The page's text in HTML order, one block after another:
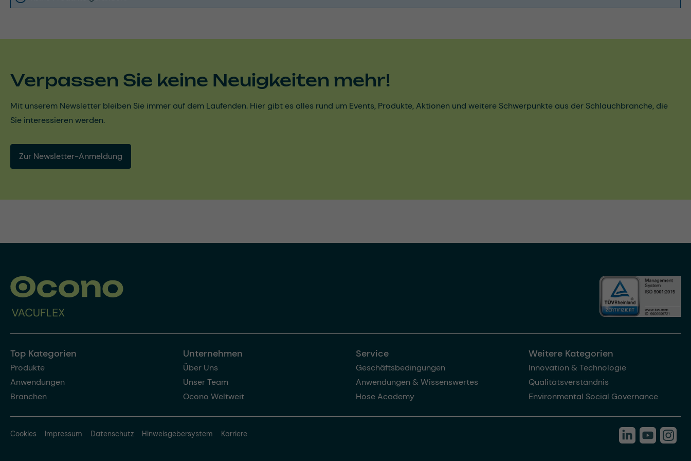
Verpassen Sie keine Neuigkeiten mehr!
Mit unserem Newsletter bleiben Sie immer auf dem Laufenden. Hier gibt es alles rund um Events, Produkte, Aktionen und weitere Schwerpunkte aus der Schlauchbranche, die
Sie interessieren werden.
Zur Newsletter-Anmeldung
Top Kategorien
Produkte
Anwendungen
Branchen
Unternehmen
Über Uns
Unser Team
Ocono Weltweit
Service
Geschäftsbedingungen
Anwendungen & Wissenswertes
Hose Academy
Weitere Kategorien
Innovation & Technologie
Qualitätsverständnis
Environmental Social Governance
Cookies Impressum Datenschutz Hinweisgebersystem Karriere